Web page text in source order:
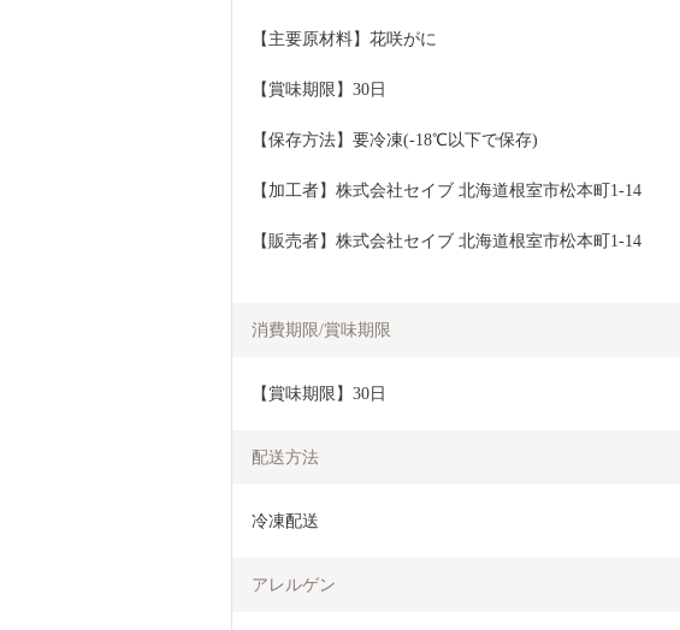
【主要原材料】花咲がに
【賞味期限】30日
【保存方法】要冷凍(-18℃以下で保存)
【加工者】株式会社セイブ 北海道根室市松本町1-14
【販売者】株式会社セイブ 北海道根室市松本町1-14
消費期限/賞味期限
【賞味期限】30日
配送方法
冷凍配送
アレルゲン